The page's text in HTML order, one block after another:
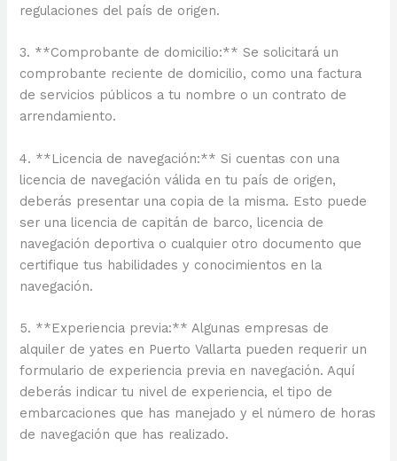
regulaciones del país de origen.
3. **Comprobante de domicilio:** Se solicitará un
comprobante reciente de domicilio, como una factura
de servicios públicos a tu nombre o un contrato de
arrendamiento.
4. **Licencia de navegación:** Si cuentas con una
licencia de navegación válida en tu país de origen,
deberás presentar una copia de la misma. Esto puede
ser una licencia de capitán de barco, licencia de
navegación deportiva o cualquier otro documento que
certifique tus habilidades y conocimientos en la
navegación.
5. **Experiencia previa:** Algunas empresas de
alquiler de yates en Puerto Vallarta pueden requerir un
formulario de experiencia previa en navegación. Aquí
deberás indicar tu nivel de experiencia, el tipo de
embarcaciones que has manejado y el número de horas
de navegación que has realizado.